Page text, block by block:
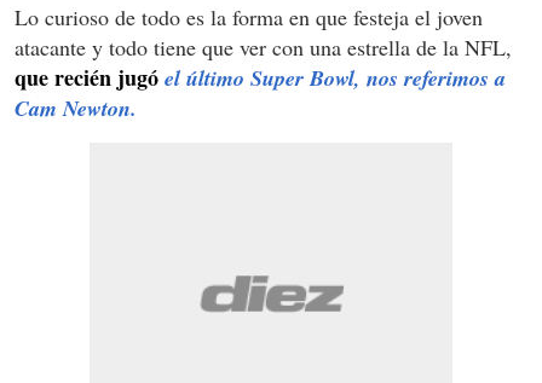
Lo curioso de todo es la forma en que festeja el joven
atacante y todo tiene que ver con una estrella de la NFL,
que recién jugó el último Super Bowl, nos referimos a
Cam Newton.